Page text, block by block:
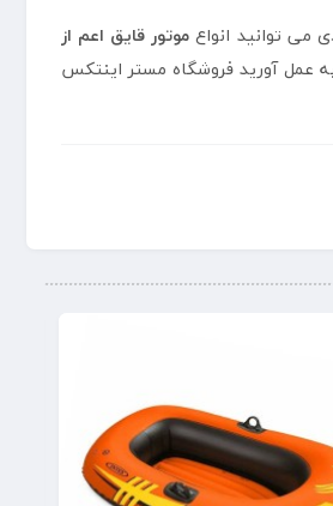
توانید انواع موتور قایق اعم از
عمل آورید فروشگاه مستر اینتکس